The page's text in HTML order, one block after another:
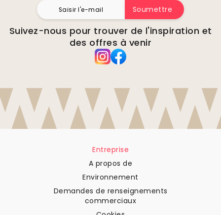
Soumettre
Suivez-nous pour trouver de l'inspiration et
des offres à venir
Entreprise
A propos de
Environnement
Demandes de renseignements
commerciaux